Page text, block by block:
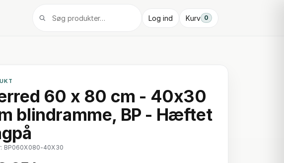
Log ind Kurv 0
60 x 80 cm - 40x30
blindramme, BP - Hæftet
BP060X080-40X30